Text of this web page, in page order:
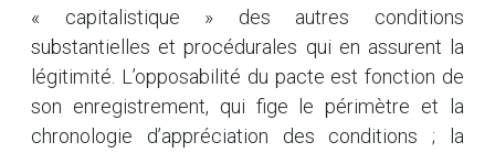
« capitalistique » des autres conditions
substantielles et procédurales qui en assurent la
légitimité. L’opposabilité du pacte est fonction de
son enregistrement, qui fige le périmètre et la
chronologie d’appréciation des conditions ; la